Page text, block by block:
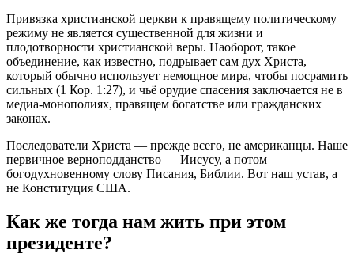
Привязка христианской церкви к правящему политическому
режиму не является существенной для жизни и
плодотворности христианской веры. Наоборот, такое
объединение, как известно, подрывает сам дух Христа,
который обычно использует немощное мира, чтобы посрамить
сильных (1 Кор. 1:27), и чьё орудие спасения заключается не в
медиа-монополиях, правящем богатстве или гражданских
законах.
Последователи Христа — прежде всего, не американцы. Наше
первичное верноподданство — Иисусу, а потом
богодухновенному слову Писания, Библии. Вот наш устав, а
не Конституция США.
Как же тогда нам жить при этом
президенте?